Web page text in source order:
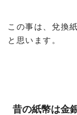
この事は、兌換
と思います。
昔の紙幣は金